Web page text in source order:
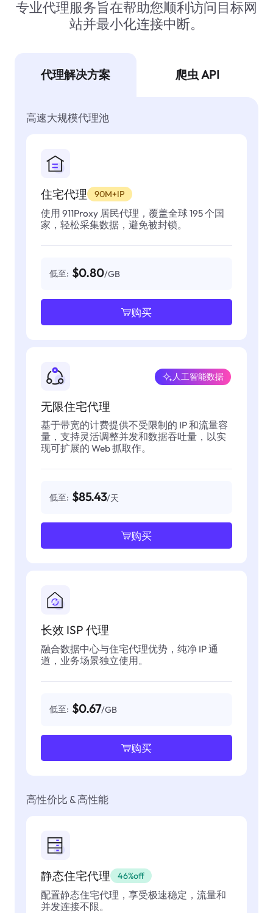
专业代理服务旨在帮助您顺利访问目标网
站并最小化连接中断。
代理解决方案 爬虫 API
高速大规模代理池
住宅代理 90M+IP
使用 911Proxy 居民代理，覆盖全球 195 个国
家，轻松采集数据，避免被封锁。
低至: $0.80/GB
购买
无限住宅代理
人工智能数据
基于带宽的计费提供不受限制的 IP 和流量容
量，支持灵活调整并发和数据吞吐量，以实
现可扩展的 Web 抓取作。
低至: $85.43/天
购买
长效 ISP 代理
融合数据中心与住宅代理优势，纯净 IP 通
道，业务场景独立使用。
低至: $0.67/GB
购买
高性价比 & 高性能
静态住宅代理 46%off
配置静态住宅代理，享受极速稳定，流量和
并发连接不限。